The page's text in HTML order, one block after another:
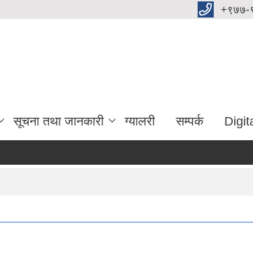
‌+९७७-
सूचना तथा जानकारी ग्यालरी सम्पर्क